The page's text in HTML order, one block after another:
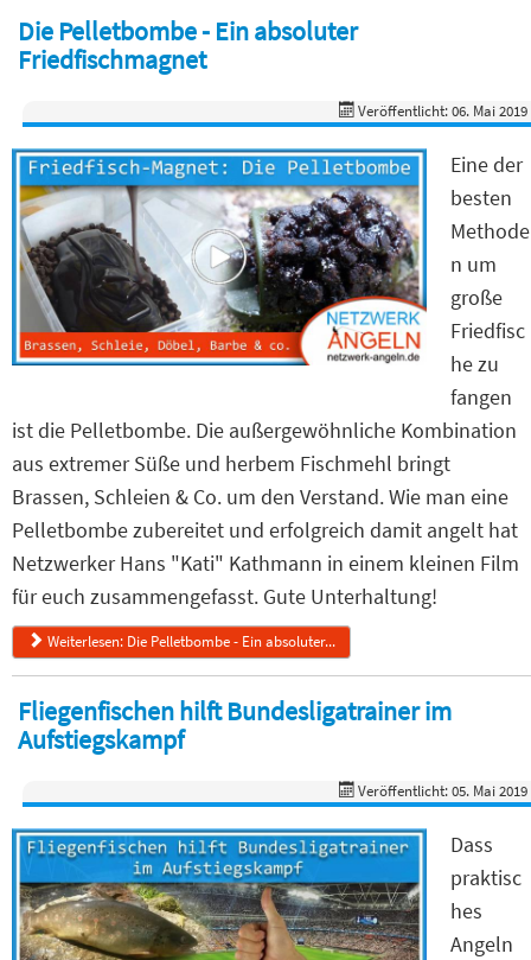
Die Pelletbombe - Ein absoluter
Friedfischmagnet
Veröffentlicht: 06. Mai 2019
Eine der
besten
Methode
n um
große
Friedfisc
he zu
fangen
ist die Pelletbombe. Die außergewöhnliche Kombination
aus extremer Süße und herbem Fischmehl bringt
Brassen, Schleien & Co. um den Verstand. Wie man eine
Pelletbombe zubereitet und erfolgreich damit angelt hat
Netzwerker Hans "Kati" Kathmann in einem kleinen Film
für euch zusammengefasst. Gute Unterhaltung!
Weiterlesen: Die Pelletbombe - Ein absoluter...
Fliegenfischen hilft Bundesligatrainer im
Aufstiegskampf
Veröffentlicht: 05. Mai 2019
Dass
praktisc
hes
Angeln